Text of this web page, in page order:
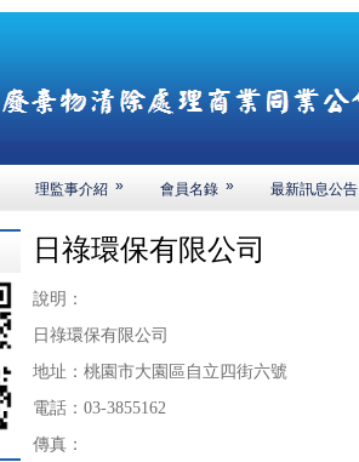
理監事介紹 » 會員名錄 » 最新訊息公告
日祿環保有限公司
說明：
日祿環保有限公司
地址：桃園市大園區自立四街六號
電話：03-3855162
傳真：